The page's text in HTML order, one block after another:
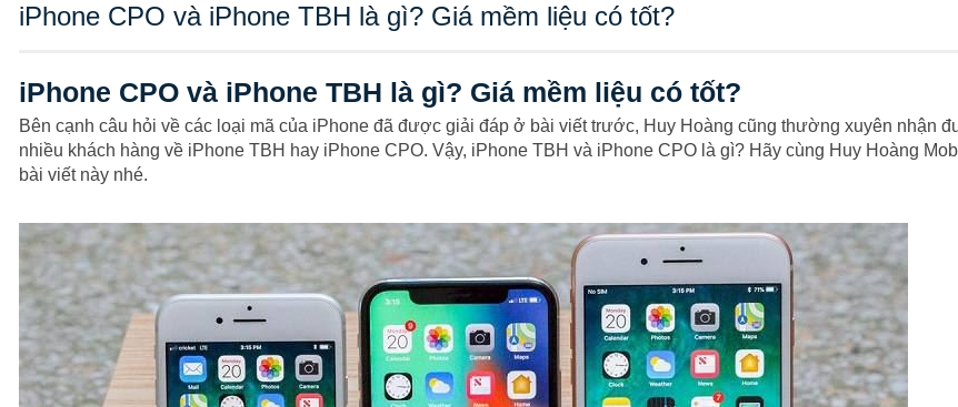
iPhone CPO và iPhone TBH là gì? Giá mềm liệu có tốt?
iPhone CPO và iPhone TBH là gì? Giá mềm liệu có tốt?
Bên cạnh câu hỏi về các loại mã của iPhone đã được giải đáp ở bài viết trước, Huy Hoàng cũng thường xuyên nhận
nhiều khách hàng về iPhone TBH hay iPhone CPO. Vậy, iPhone TBH và iPhone CPO là gì? Hãy cùng Huy Hoàng
bài viết này nhé.